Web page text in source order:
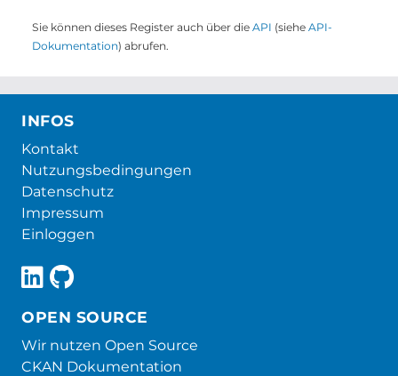
Sie können dieses Register auch über die API (siehe API-
Dokumentation) abrufen.
INFOS
Kontakt
Nutzungsbedingungen
Datenschutz
Impressum
Einloggen
OPEN SOURCE
Wir nutzen Open Source
CKAN Dokumentation